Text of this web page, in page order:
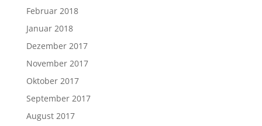
Februar 2018
Januar 2018
Dezember 2017
November 2017
Oktober 2017
September 2017
August 2017